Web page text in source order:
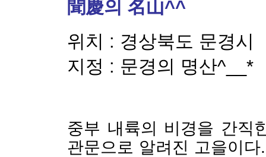
聞慶의 名山^^
위치 : 경상북도 문경시
지정 : 문경의 명산^__*
중부 내륙의 비경을 간직
관문으로 알려진 고을이